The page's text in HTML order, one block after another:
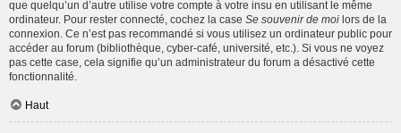
que quelqu’un d’autre utilise votre compte à votre insu en utilisant le même
ordinateur. Pour rester connecté, cochez la case Se souvenir de moi lors de la
connexion. Ce n’est pas recommandé si vous utilisez un ordinateur public pour
accéder au forum (bibliothèque, cyber-café, université, etc.). Si vous ne voyez
pas cette case, cela signifie qu’un administrateur du forum a désactivé cette
fonctionnalité.
Haut